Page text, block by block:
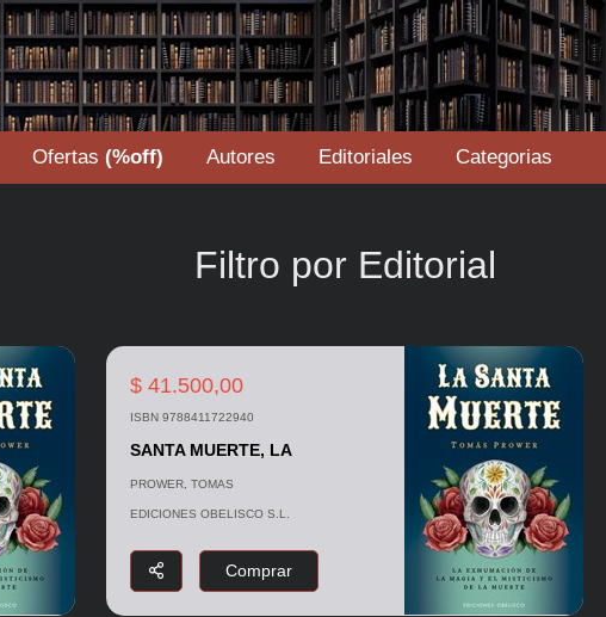
Ofertas (%off) Autores Editoriales Categorias
Filtro por Editorial
$ 41.500,00
ISBN 9788411722940
SANTA MUERTE, LA
PROWER, TOMAS
EDICIONES OBELISCO S.L.
Comprar